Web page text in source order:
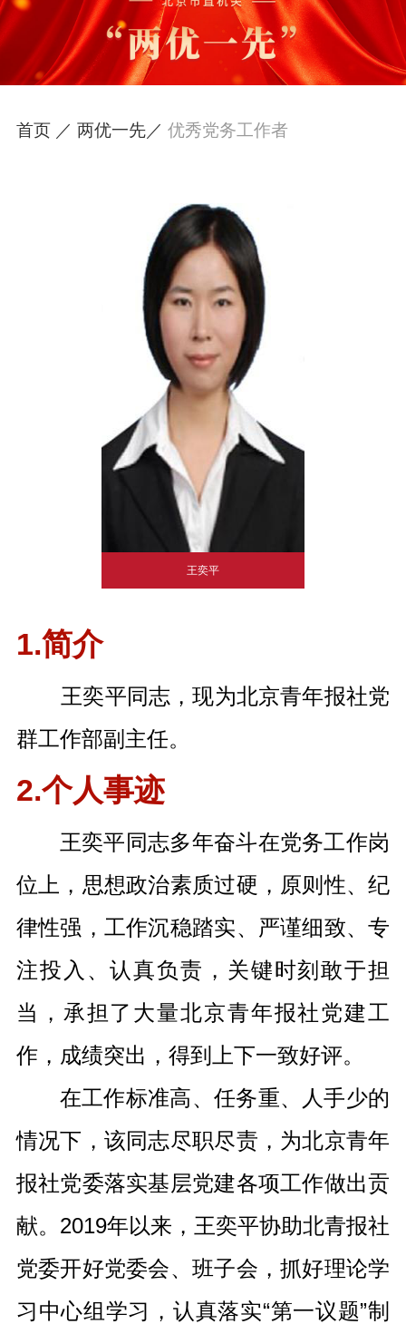
首页 ／ 两优一先／ 优秀党务工作者
王奕平
1.简介
王奕平同志，现为北京青年报社党
群工作部副主任。
2.个人事迹
王奕平同志多年奋斗在党务工作岗
位上，思想政治素质过硬，原则性、纪
律性强，工作沉稳踏实、严谨细致、专
注投入、认真负责，关键时刻敢于担
当，承担了大量北京青年报社党建工
作，成绩突出，得到上下一致好评。
在工作标准高、任务重、人手少的
情况下，该同志尽职尽责，为北京青年
报社党委落实基层党建各项工作做出贡
献。2019年以来，王奕平协助北青报社
党委开好党委会、班子会，抓好理论学
习中心组学习，认真落实“第一议题”制